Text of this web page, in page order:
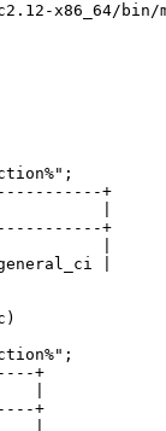
x86_64/bin/
+
|
+
|
|
+
|
+
|